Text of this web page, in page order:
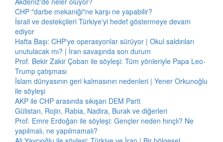
CHP "darbe mekaniği"ne karşı ne yapabilir?
İsrail ve destekçileri Türkiye'yi hedef göstermeye devam
ediyor
Hafta Başı: CHP'ye operasyonlar sürüyor | Okul saldırıları
unutulacak mı? | İran savaşında son durum
Prof. Bekir Zakir Çoban ile söyleşi: Tüm yönleriyle Papa Leo-
Trump çatışması
İslam dünyasının geri kalmasının nedenleri | Yener Orkunoğlu
ile söyleşi
AKP ile CHP arasında sıkışan DEM Parti
Gülistan, Rojin, Rabia, Nadira, Burak ve diğerleri
Prof. Emre Erdoğan ile söyleşi: Gençler neden hınçlı? Ne
yapılmalı, ne yapılmamalı?